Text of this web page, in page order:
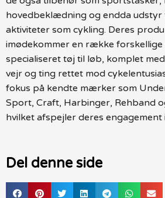
hovedbeklædning og endda udstyr
aktiviteter som cykling. Deres
imødekommer en række
specialiseret tøj til løb, komplet
vejr og ting rettet mod
fokus på kendte mærker som
Sport, Craft, Harbinger, Rehband
hvilket afspejler deres engagement
Del denne side